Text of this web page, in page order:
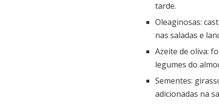
tarde.
Oleaginosas:
nas saladas e
Azeite de oliva:
legumes do
Sementes:
adicionadas na